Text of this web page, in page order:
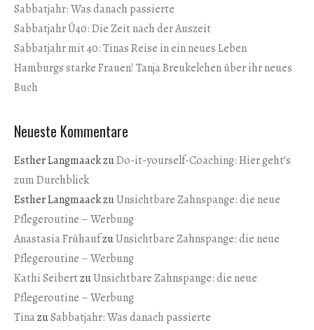
Sabbatjahr: Was danach passierte
Sabbatjahr Ü40: Die Zeit nach der Auszeit
Sabbatjahr mit 40: Tinas Reise in ein neues Leben
Hamburgs starke Frauen! Tanja Breukelchen über ihr neues
Buch
Neueste Kommentare
Esther LangmaackzuDo-it-yourself-Coaching: Hier geht’s
zum Durchblick
Esther LangmaackzuUnsichtbare Zahnspange: die neue
Pflegeroutine – Werbung
Anastasia FrühaufzuUnsichtbare Zahnspange: die neue
Pflegeroutine – Werbung
Kathi SeibertzuUnsichtbare Zahnspange: die neue
Pflegeroutine – Werbung
TinazuSabbatjahr: Was danach passierte